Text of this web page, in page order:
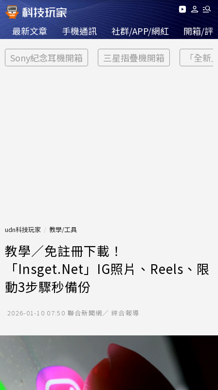
最新文章 手機通訊 社群/APP/網紅 開箱/評
Sony紀念耳機開箱 三星摺疊機開箱 「全新
udn科技玩家 教學/工具
教學／免註冊下載！
「Insget.Net」IG照片、Reels、限
動3步驟秒備份
2026-01-10 07:50 聯合新聞網／ 綜合報導